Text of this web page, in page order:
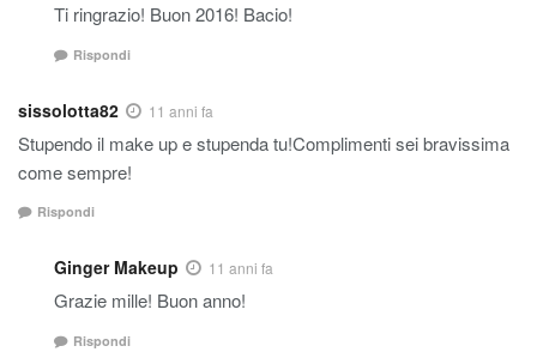
Ti ringrazio! Buon 2016! Bacio!
Rispondi
sissolotta82 11 anni fa
Stupendo il make up e stupenda tu!Complimenti sei bravissima
come sempre!
Rispondi
Ginger Makeup 11 anni fa
Grazie mille! Buon anno!
Rispondi